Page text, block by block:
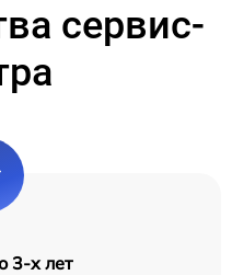
сервис-
3-х лет